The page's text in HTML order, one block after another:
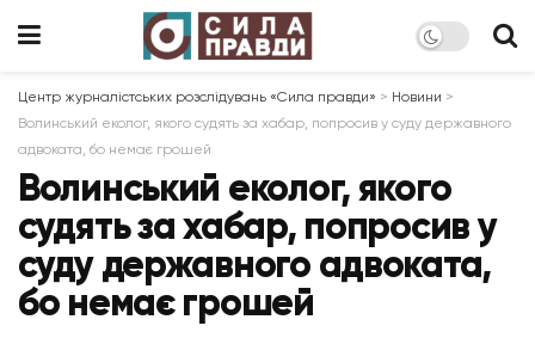
Центр журналістських розслідувань «Сила правди» > Новини >
Волинський еколог, якого судять за хабар, попросив у суду державного
адвоката, бо немає грошей
Волинський еколог, якого
судять за хабар, попросив у
суду державного адвоката,
бо немає грошей